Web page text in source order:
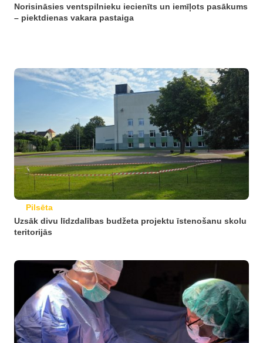
Norisināsies ventspilnieku iecienīts un iemīļots pasākums
– piektdienas vakara pastaiga
Pilsēta
Uzsāk divu līdzdalības budžeta projektu īstenošanu skolu
teritorijās